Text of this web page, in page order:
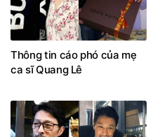
Thông tin cáo phó của mẹ
ca sĩ Quang Lê